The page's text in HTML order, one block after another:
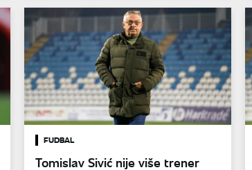
FUDBAL
Tomislav Sivić nije više trener